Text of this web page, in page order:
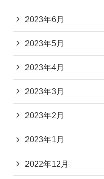
2023年6月
2023年5月
2023年4月
2023年3月
2023年2月
2023年1月
2022年12月